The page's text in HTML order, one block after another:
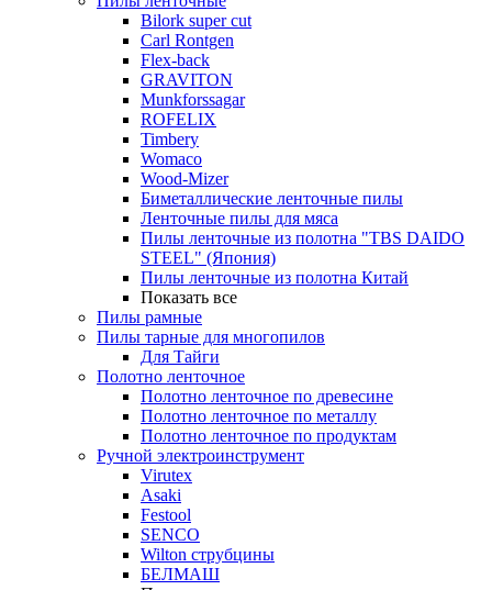
Bilork super cut
Carl Rontgen
Flex-back
GRAVITON
Munkforssagar
ROFELIX
Timbery
Womaco
Wood-Mizer
Биметаллические ленточные пилы
Ленточные пилы для мяса
Пилы ленточные из полотна "TBS DAIDO
STEEL" (Япония)
Пилы ленточные из полотна Китай
Показать все
Пилы рамные
Пилы тарные для многопилов
Для Тайги
Полотно ленточное
Полотно ленточное по древесине
Полотно ленточное по металлу
Полотно ленточное по продуктам
Ручной электроинструмент
Virutex
Asaki
Festool
SENCO
Wilton струбцины
БЕЛМАШ